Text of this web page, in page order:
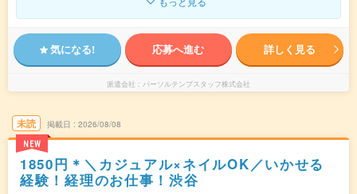
気になる! 応募へ進む 詳しく見る
派遣会社 パーソルテンプスタッフ株式会社
未読
NEW
掲載日 2026/08/08
1850円＊＼カジュアル×ネイルOK／いかせる
経験！経理のお仕事！渋谷